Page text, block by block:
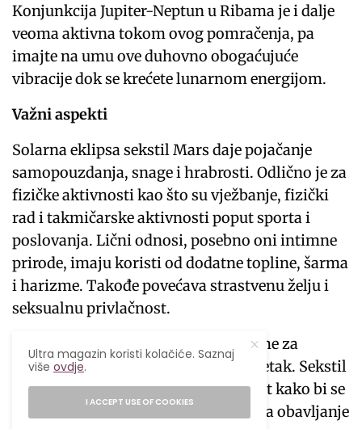
Konjunkcija Jupiter-Neptun u Ribama je i dalje
veoma aktivna tokom ovog pomračenja, pa
imajte na umu ove duhovno obogaćujuće
vibracije dok se krećete lunarnom energijom.
Važni aspekti
Solarna eklipsa sekstil Mars daje pojačanje
samopouzdanja, snage i hrabrosti. Odlično je za
fizičke aktivnosti kao što su vježbanje, fizički
rad i takmičarske aktivnosti poput sporta i
poslovanja. Lični odnosi, posebno oni intimne
prirode, imaju koristi od dodatne topline, šarma
i harizme. Takođe povećava strastvenu želju i
seksualnu privlačnost.
Pomračenje Sunca je savršeno vrijeme za
početak novih projekata ili novi početak. Sekstil
Marsu dodaje inicijativu i asertivnost kako bi se
stvari pokrenule. Posebno je dobar za obavljanje
Ultra magazin koristi kolačiće. Saznaj
višeovdje.
I ACCEPT USE OF COOKIES